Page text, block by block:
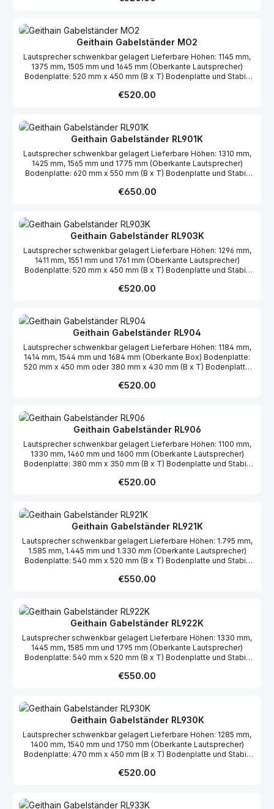
Geithain Gabelständer MO2
Lautsprecher schwenkbar gelagert Lieferbare Höhen: 1145 mm,
1375 mm, 1505 mm und 1645 mm (Oberkante Lautsprecher)
Bodenplatte: 520 mm x 450 mm (B x T) Bodenplatte und Stabi-
Regular price:
€520.00
Geithain Gabelständer RL901K
Lautsprecher schwenkbar gelagert Lieferbare Höhen: 1310 mm,
1425 mm, 1565 mm und 1775 mm (Oberkante Lautsprecher)
Bodenplatte: 620 mm x 550 mm (B x T) Bodenplatte und Stabi-
Regular price:
€650.00
Geithain Gabelständer RL903K
Lautsprecher schwenkbar gelagert Lieferbare Höhen: 1296 mm,
1411 mm, 1551 mm und 1761 mm (Oberkante Lautsprecher)
Bodenplatte: 520 mm x 450 mm (B x T) Bodenplatte und Stabi-
Regular price:
€520.00
Geithain Gabelständer RL904
Lautsprecher schwenkbar gelagert Lieferbare Höhen: 1184 mm,
1414 mm, 1544 mm und 1684 mm (Oberkante Box) Bodenplatte:
520 mm x 450 mm oder 380 mm x 430 mm (B x T) Bodenplatte
Regular price:
€520.00
Geithain Gabelständer RL906
Lautsprecher schwenkbar gelagert Lieferbare Höhen: 1100 mm,
1330 mm, 1460 mm und 1600 mm (Oberkante Lautsprecher)
Bodenplatte: 380 mm x 350 mm (B x T) Bodenplatte und Stabi-
Regular price:
€520.00
Geithain Gabelständer RL921K
Lautsprecher schwenkbar gelagert Lieferbare Höhen: 1.795 mm,
1.585 mm, 1.445 mm und 1.330 mm (Oberkante Lautsprecher)
Bodenplatte: 540 mm x 520 mm (B x T) Bodenplatte und Stabi-
Regular price:
€550.00
Geithain Gabelständer RL922K
Lautsprecher schwenkbar gelagert Lieferbare Höhen: 1330 mm,
1445 mm, 1585 mm und 1795 mm (Oberkante Lautsprecher)
Bodenplatte: 540 mm x 520 mm (B x T) Bodenplatte und Stabi-
Regular price:
€550.00
Geithain Gabelständer RL930K
Lautsprecher schwenkbar gelagert Lieferbare Höhen: 1285 mm,
1400 mm, 1540 mm und 1750 mm (Oberkante Lautsprecher)
Bodenplatte: 470 mm x 450 mm (B x T) Bodenplatte und Stabi-
Regular price:
€520.00